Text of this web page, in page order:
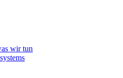
wir tun